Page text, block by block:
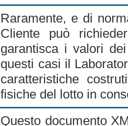
Raramente, e di
Cliente può
garantisca i valori
questi casi il
caratteristiche
fisiche del lotto in
Questo documento